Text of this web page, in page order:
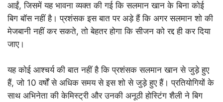
आईं, जिसमें यह भावना व्यक्त की गई कि सलमान खान के बिना कोई
बिग बॉस नहीं है। प्रशंसक इस बात पर अड़े हैं कि अगर सलमान शो की
मेजबानी नहीं कर सकते, तो बेहतर होगा कि सीजन को रद्द ही कर दिया
जाए।
यह कोई आश्चर्य की बात नहीं है कि प्रशंसक सलमान खान से जुड़े हुए
हैं, जो 10 वर्षों से अधिक समय से इस शो से जुड़े हुए हैं। प्रतियोगियों के
साथ अभिनेता की केमिस्ट्री और उनकी अनूठी होस्टिंग शैली ने बिग